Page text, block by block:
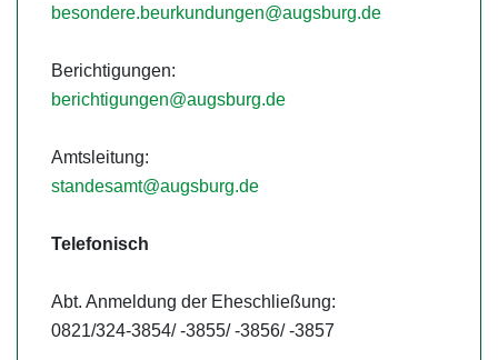
besondere.beurkundungen@augsburg.de
Berichtigungen:
berichtigungen@augsburg.de
Amtsleitung:
standesamt@augsburg.de
Telefonisch
Abt. Anmeldung der Eheschließung:
0821/324-3854/ -3855/ -3856/ -3857